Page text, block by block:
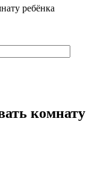
ребёнка
комнату